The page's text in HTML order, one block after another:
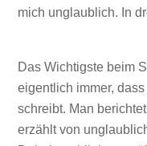
mich unglaublich. In
Das Wichtigste beim
eigentlich immer,
schreibt. Man
erzählt von